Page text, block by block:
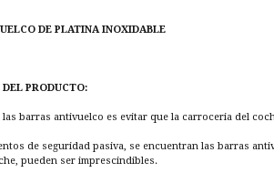
DE PLATINA INOXIDABLE
PRODUCTO:
las barras antivuelco es evitar que la carroceria del
de seguridad pasiva, se encuentran las barras
pueden ser imprescindibles.